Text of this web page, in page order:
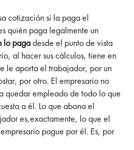
cotización si la paga el
quién paga legalmente un
lo pagadesde el punto de vista
al hacer sus cálculos, tiene en
le aporta el trabajador, por un
por otro. El empresario no
quedar empleado de todo lo que
a él. Lo que abona el
es,exactamente, lo que el
pague por él. Es, por